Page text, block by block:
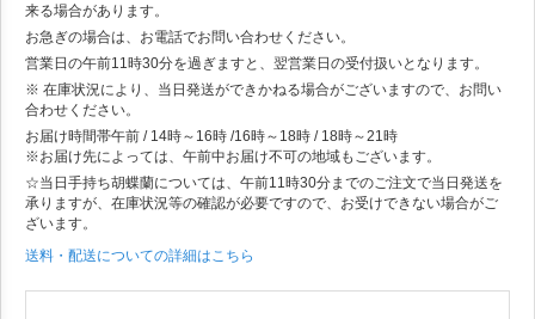
来る場合があります。
お急ぎの場合は、お電話でお問い合わせください。
営業日の午前11時30分を過ぎますと、翌営業日の受付扱いとなります。
※ 在庫状況により、当日発送ができかねる場合がございますので、お問い
合わせください。
お届け時間帯午前 / 14時～16時 /16時～18時 / 18時～21時
※お届け先によっては、午前中お届け不可の地域もございます。
☆当日手持ち胡蝶蘭については、午前11時30分までのご注文で当日発送を
承りますが、在庫状況等の確認が必要ですので、お受けできない場合がご
ざいます。
送料・配送についての詳細はこちら